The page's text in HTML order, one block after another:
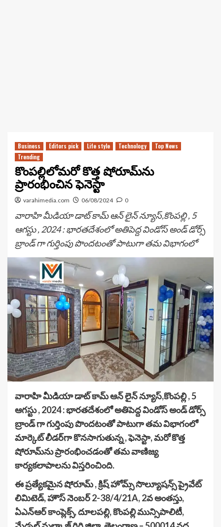
Business Editors pick Life style Technology
Top News
Trending
కొంపల్లిలోమరో కొత్త షోరూమ్‌ను
ప్రారంభించిన ఫెనెస్టా
varahimedia.com 06/08/2024 0
వారాహి మీడియా డాట్ కామ్ ఆన్ లైన్ న్యూస్,కొంపల్లి , 5
ఆగస్టు , 2024 : భారతదేశంలో అతిపెద్ద విండోస్ అండ్ డోర్స్
బ్రాండ్ గా గుర్తింపు పొందటంతో పాటుగా తమ విభాగంలో
వారాహి మీడియా డాట్ కామ్ ఆన్ లైన్ న్యూస్,కొంపల్లి , 5
ఆగస్టు , 2024 : భారతదేశంలో అతిపెద్ద విండోస్ అండ్ డోర్స్
బ్రాండ్ గా గుర్తింపు పొందటంతో పాటుగా తమ విభాగంలో
మార్కెట్ లీడర్‌గా కొనసాగుతున్న , ఫెనెస్టా, మరో కొత్త
షోరూమ్‌ను ప్రారంభించడంతో తమ వాణిజ్య
కార్యకలాపాలను విస్తరించింది.
ఈ ప్రత్యేకమైన షోరూమ్ , క్రిష్ హోమ్స్ సొల్యూషన్స్ ప్రైవేట్
లిమిటెడ్, హౌస్ నెంబర్ 2-38/4/21A, 2వ అంతస్తు,
ఏఎన్ఆర్ కాంప్లెక్స్, దూలపల్లి, కొంపల్లి మున్సిపాలిటీ,